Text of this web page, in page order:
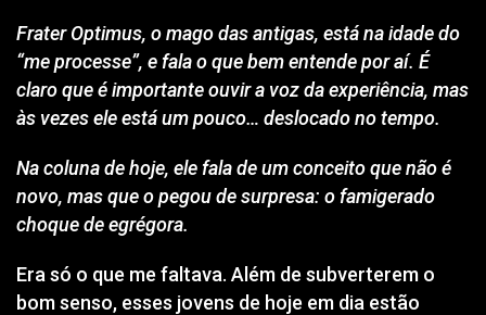
Frater Optimus, o mago das antigas, está na idade do
“me processe”, e fala o que bem entende por aí. É
claro que é importante ouvir a voz da experiência, mas
às vezes ele está um pouco… deslocado no tempo.
Na coluna de hoje, ele fala de um conceito que não é
novo, mas que o pegou de surpresa: o famigerado
choque de egrégora.
Era só o que me faltava. Além de subverterem o
bom senso, esses jovens de hoje em dia estão